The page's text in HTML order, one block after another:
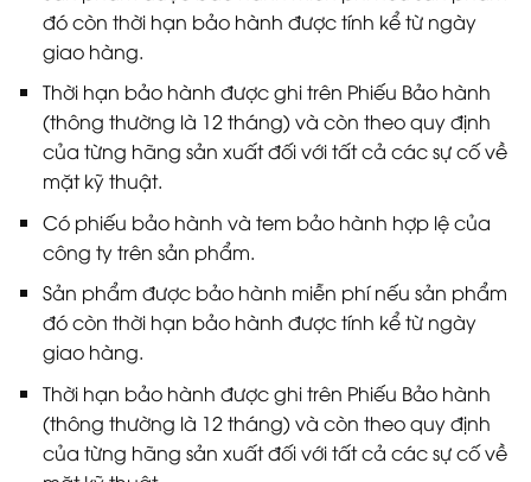
đó còn thời hạn bảo hành được tính kể từ ngày
giao hàng.
Thời hạn bảo hành được ghi trên Phiếu Bảo hành
(thông thường là 12 tháng) và còn theo quy định
của từng hãng sản xuất đối với tất cả các sự cố về
mặt kỹ thuật.
Có phiếu bảo hành và tem bảo hành hợp lệ của
công ty trên sản phẩm.
Sản phẩm được bảo hành miễn phí nếu sản phẩm
đó còn thời hạn bảo hành được tính kể từ ngày
giao hàng.
Thời hạn bảo hành được ghi trên Phiếu Bảo hành
(thông thường là 12 tháng) và còn theo quy định
của từng hãng sản xuất đối với tất cả các sự cố về